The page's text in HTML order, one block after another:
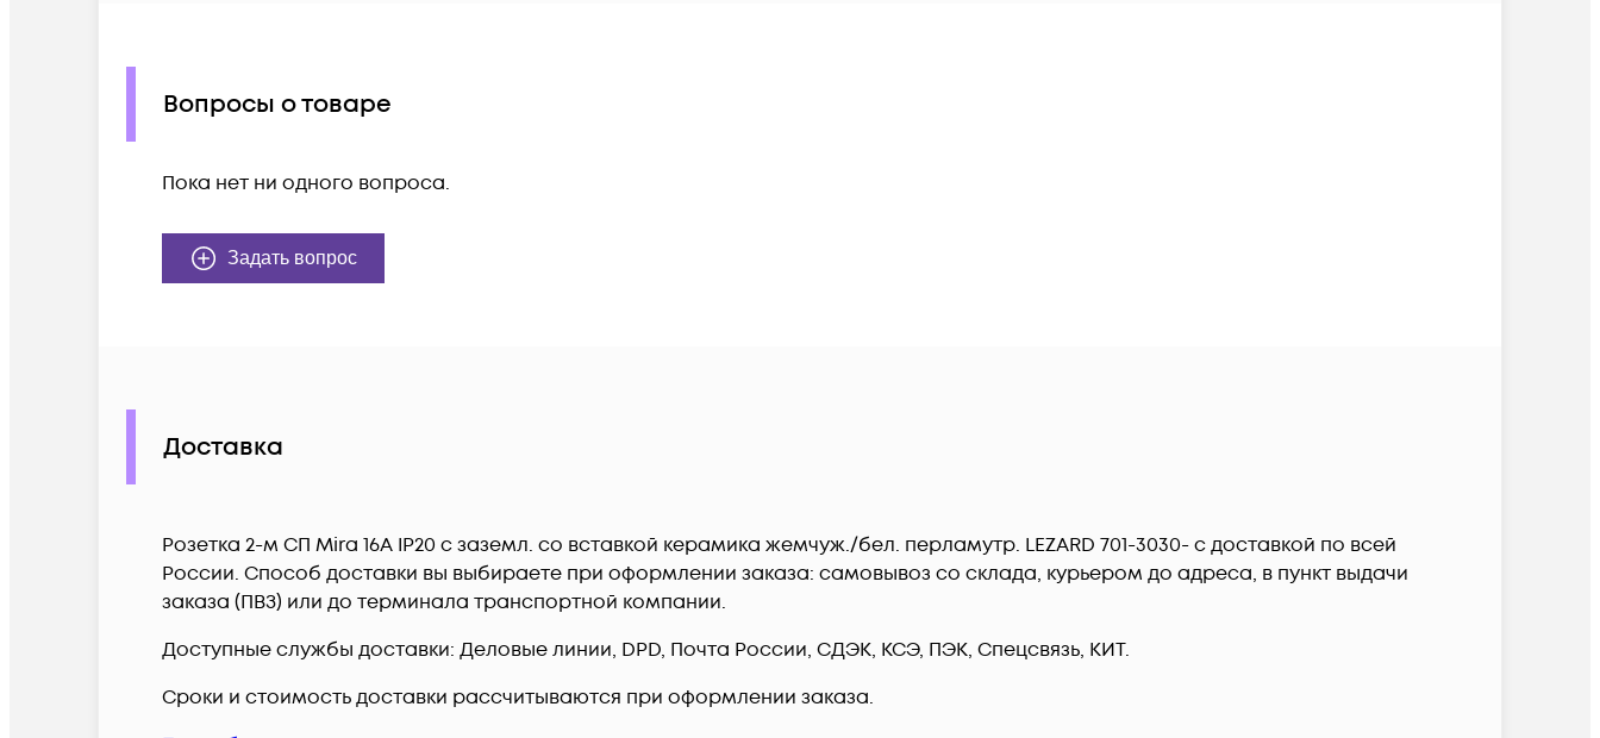
Вопросы о товаре
Пока нет ни одного вопроса.
Задать вопрос
Доставка
Розетка 2-м СП Mira 16А IP20 с заземл. со вставкой керамика жемчуж./бел. перламутр. LEZARD 701-3030- c доставкой по всей
России. Способ доставки вы выбираете при оформлении заказа: самовывоз со склада, курьером до адреса, в пункт выдачи
заказа (ПВЗ) или до терминала транспортной компании.
Доступные службы доставки: Деловые линии, DPD, Почта России, СДЭК, КСЭ, ПЭК, Спецсвязь, КИТ.
Сроки и стоимость доставки рассчитываются при оформлении заказа.